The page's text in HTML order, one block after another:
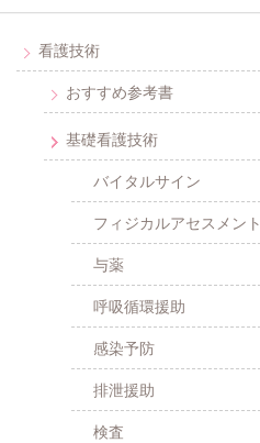
看護技術
おすすめ参考書
基礎看護技術
バイタルサイン
フィジカルアセスメント
与薬
呼吸循環援助
感染予防
排泄援助
検査